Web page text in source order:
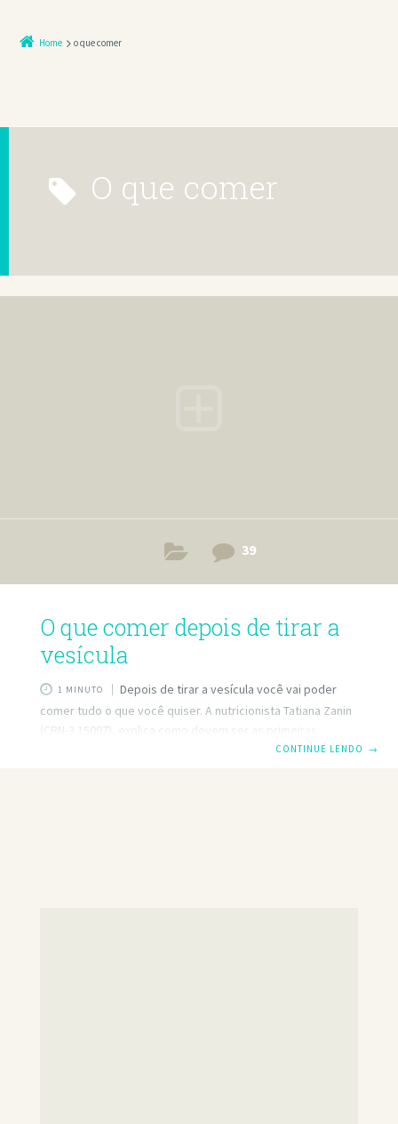
Home o que comer
o que comer
39
O que comer depois de tirar a
vesícula
1 MINUTO
Depois de tirar a vesícula você vai poder
comer tudo o que você quiser. A nutricionista Tatiana Zanin
(CRN-3 15097), explica como devem ser as primeiras
refeições depois da cirurgia e como vai evoluindo aCONTINUE LENDO →